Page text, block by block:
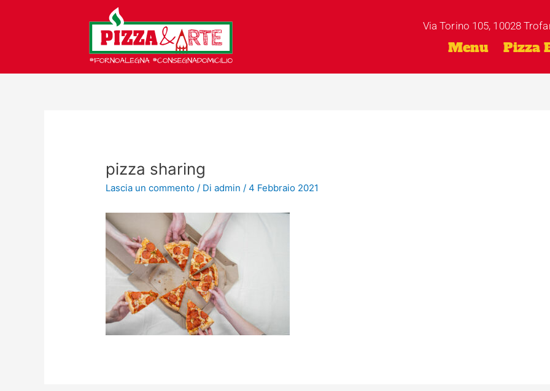
Via Torino 105, 10028
Menu Pizza
pizza sharing
Lascia un commento / Diadmin/4 Febbraio 2021